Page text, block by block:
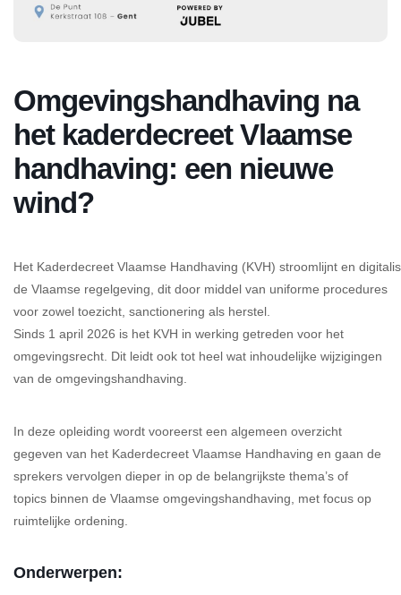
Omgevingshandhaving na
het kaderdecreet Vlaamse
handhaving: een nieuwe
wind?
Het Kaderdecreet Vlaamse Handhaving (KVH) stroomlijnt en
de Vlaamse regelgeving, dit door middel van uniforme procedures
voor zowel toezicht, sanctionering als herstel.
Sinds 1 april 2026 is het KVH in werking getreden voor het
omgevingsrecht. Dit leidt ook tot heel wat inhoudelijke wijzigingen
van de omgevingshandhaving.
In deze opleiding wordt vooreerst een algemeen overzicht
gegeven van het Kaderdecreet Vlaamse Handhaving en gaan de
sprekers vervolgen dieper in op de belangrijkste thema’s of
topics binnen de Vlaamse omgevingshandhaving, met focus op
ruimtelijke ordening.
Onderwerpen: